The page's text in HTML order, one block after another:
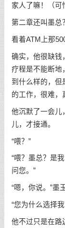
家人了嘛！（可
第二章还叫墨总？
看着ATM上那
确实，他很缺钱
疗程是不能断地
到什么样的，但
的工作，很难，
他沉默了一会儿
儿，才接通。
“喂？”
“喂？墨总？是
问您。”
“嗯，你说。”墨
“您为什么选择
他不过只是在路